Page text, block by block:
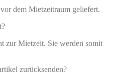
dem Mietzeitraum geliefert.
zur Mietzeit. Sie werden somit
zurücksenden?